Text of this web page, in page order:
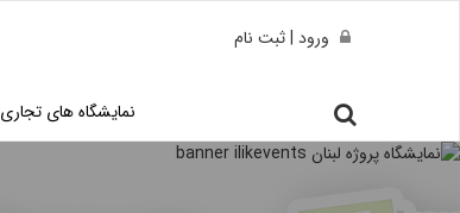
ورود | ثبت نام
نمایشگاه های تجاری